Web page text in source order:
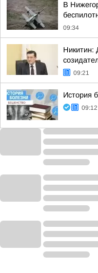
В
09:34
Никитин:
09:21
История
09:12